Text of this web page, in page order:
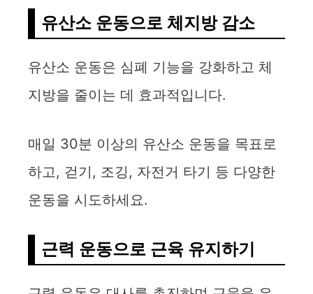
유산소 운동으로 체지방 감소
유산소 운동은 심폐 기능을 강화하고 체
지방을 줄이는 데 효과적입니다.
매일 30분 이상의 유산소 운동을 목표로
하고, 걷기, 조깅, 자전거 타기 등 다양한
운동을 시도하세요.
근력 운동으로 근육 유지하기